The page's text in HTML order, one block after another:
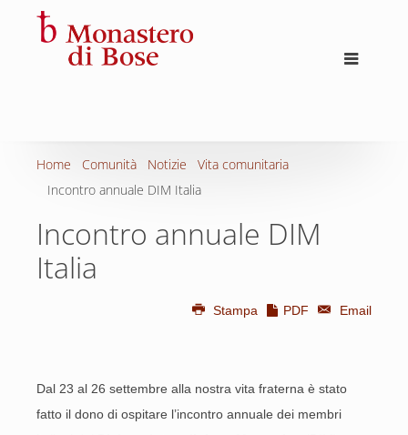
Home Comunità Notizie
Vita comunitaria
Incontro annuale DIM Italia
Incontro annuale DIM
Italia
Stampa PDF Email
Dal 23 al 26 settembre alla nostra vita fraterna è stato
fatto il dono di ospitare l’incontro annuale dei membri